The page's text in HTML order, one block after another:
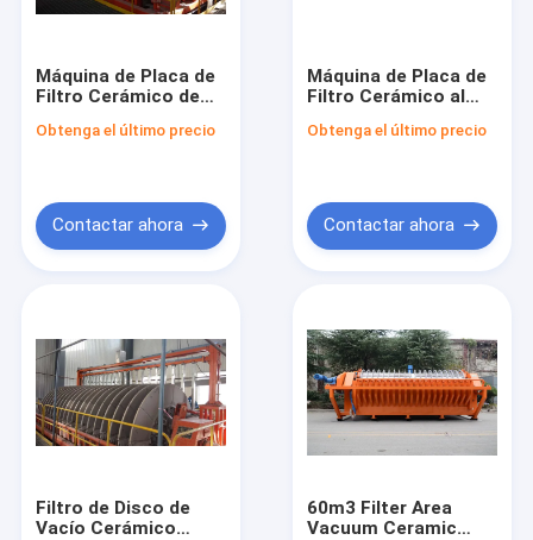
Máquina de Placa de
Filtro Cerámico de
Claro que Incorpora
Filtración e Industria
a Largo Plazo
Obtenga el último precio
Contactar ahora
Máquina de Placa de
Filtro Cerámico al
Claro TT-2 TT-4
Líquido y Producción
de Filtrado
Obtenga el último precio
Contactar ahora
Filtro de Disco de
Vacío Cerámico
60m3 Filter Area
Vacuum Ceramic